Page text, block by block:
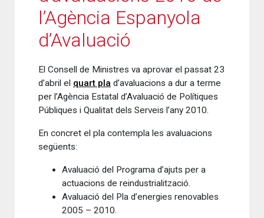
l’Agència Espanyola
d’Avaluació
El Consell de Ministres va aprovar el passat 23
d’abril el quart pla d’avaluacions a dur a terme
per l’Agència Estatal d’Avaluació de Polítiques
Públiques i Qualitat dels Serveis l’any 2010.
En concret el pla contempla les avaluacions
següents:
Avaluació del Programa d’ajuts per a
actuacions de reindustrialització.
Avaluació del Pla d’energies renovables
2005 – 2010.